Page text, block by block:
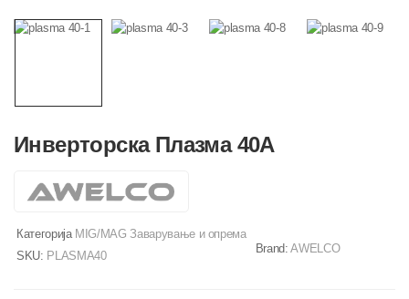
Инверторска Плазма 40А
Категорија MIG/MAG Заварување и опрема
SKU: PLASMA40
Brand:AWELCO